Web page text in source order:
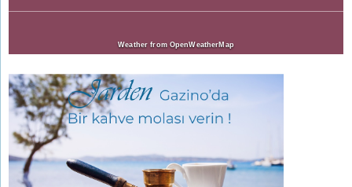
Weather from OpenWeatherMap